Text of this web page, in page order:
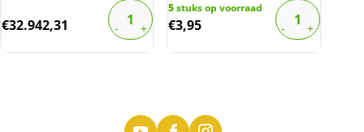
€32.942,31
5stuks op voorraad
€3,95